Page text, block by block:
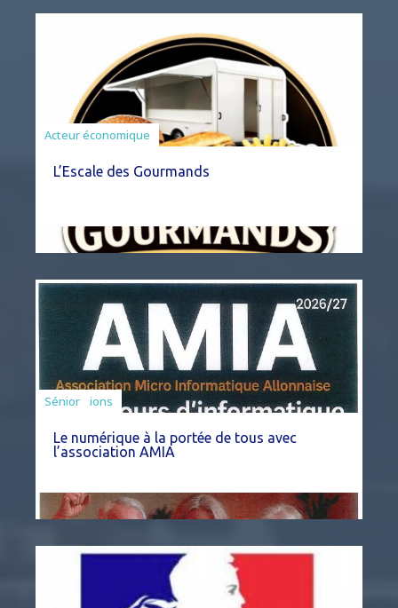
Acteur économique
L’Escale des Gourmands
Associations
Sénior
Le numérique à la portée de tous avec
l’association AMIA